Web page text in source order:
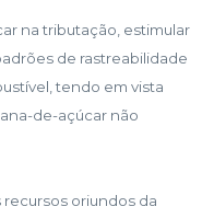
na tributação, estimular
de rastreabilidade
tendo em vista
de-açúcar não
oriundos da